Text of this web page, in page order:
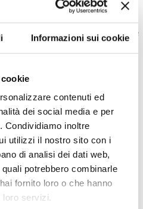
Informazioni sui cookie
contenuti ed
dei social media e per
Condividiamo inoltre
utilizzi il nostro sito con i
di analisi dei dati web,
potrebbero combinarle
fornito loro o che hanno
loro servizi.
deve fornire un
realizzate tra la fine
e il mese precedente la
attività industriale.
l’acquirente è
di comunicazione.
depositato presso
entro un mese.
l’atto di vendita
commerciali per
e le tasse